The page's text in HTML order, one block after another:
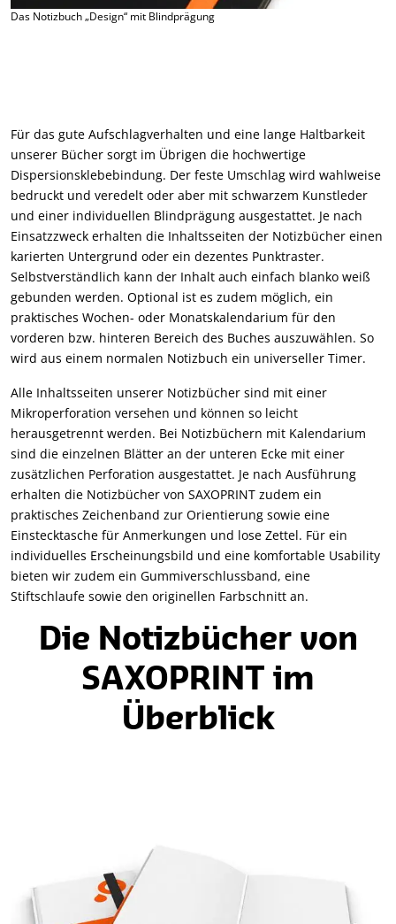
Das Notizbuch „Design“ mit Blindprägung
Für das gute Aufschlagverhalten und eine lange Haltbarkeit
unserer Bücher sorgt im Übrigen die hochwertige
Dispersionsklebebindung. Der feste Umschlag wird wahlweise
bedruckt und veredelt oder aber mit schwarzem Kunstleder
und einer individuellen Blindprägung ausgestattet. Je nach
Einsatzzweck erhalten die Inhaltsseiten der Notizbücher einen
karierten Untergrund oder ein dezentes Punktraster.
Selbstverständlich kann der Inhalt auch einfach blanko weiß
gebunden werden. Optional ist es zudem möglich, ein
praktisches Wochen- oder Monatskalendarium für den
vorderen bzw. hinteren Bereich des Buches auszuwählen. So
wird aus einem normalen Notizbuch ein universeller Timer.
Alle Inhaltsseiten unserer Notizbücher sind mit einer
Mikroperforation versehen und können so leicht
herausgetrennt werden. Bei Notizbüchern mit Kalendarium
sind die einzelnen Blätter an der unteren Ecke mit einer
zusätzlichen Perforation ausgestattet. Je nach Ausführung
erhalten die Notizbücher von SAXOPRINT zudem ein
praktisches Zeichenband zur Orientierung sowie eine
Einstecktasche für Anmerkungen und lose Zettel. Für ein
individuelles Erscheinungsbild und eine komfortable Usability
bieten wir zudem ein Gummiverschlussband, eine
Stiftschlaufe sowie den originellen Farbschnitt an.
Die Notizbücher von
SAXOPRINT im
Überblick